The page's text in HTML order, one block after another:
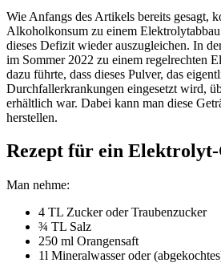
Wie Anfangs des Artikels bereits gesagt,
Alkoholkonsum zu einem
dieses Defizit wieder auszugleichen. In
im Sommer 2022 zu einem regelrechten
dazu führte, dass dieses Pulver, das
Durchfallerkrankungen eingesetzt wird,
erhältlich war. Dabei kann man diese
herstellen.
Rezept für ein
Man nehme:
4 TL Zucker oder Traubenzucker
¾ TL Salz
250 ml Orangensaft
1l Mineralwasser oder